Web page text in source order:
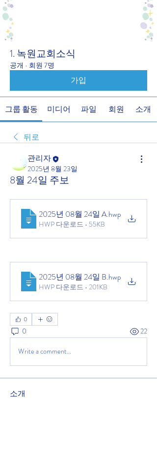
1. 녹원교회소식
공개 · 회원 7명
가입
그룹 활동 미디어 파일 회원 소개
뒤로
관리자
2025년 8월 23일
8월 24일 주보
2025년 08월 24일 A.hwp
HWP 다운로드 • 55KB
2025년 08월 24일 B.hwp
HWP 다운로드 • 201KB
0
0 22
Write a comment...
소개